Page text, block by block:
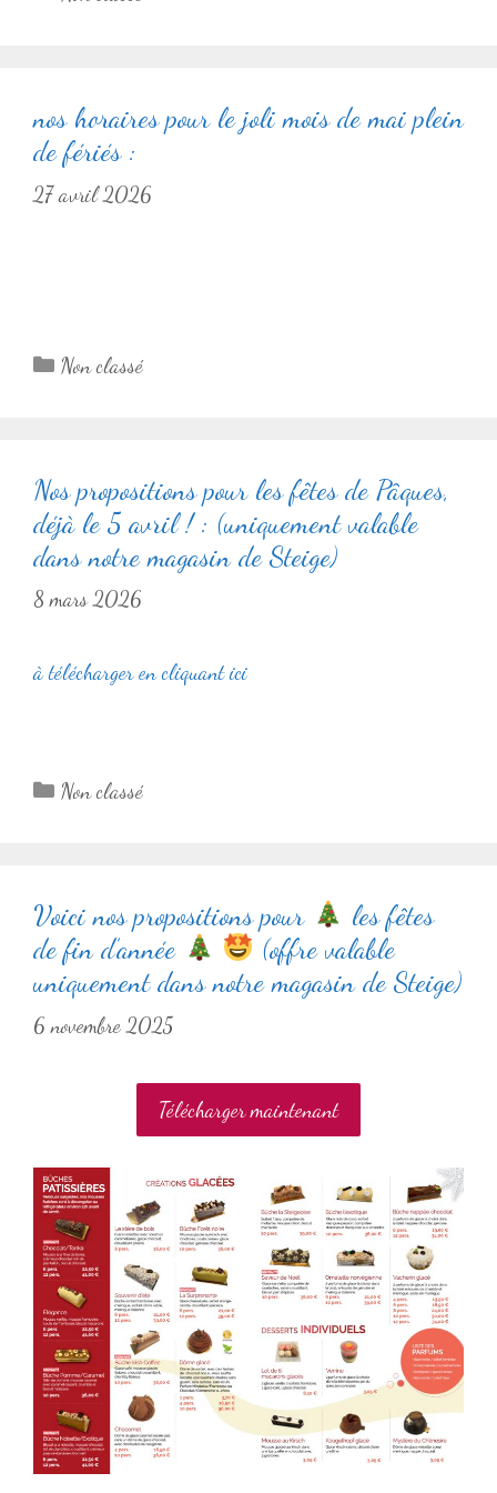
nos horaires pour le joli mois de mai plein
de fériés :
27 avril 2026
Catégories
Non classé
Nos propositions pour les fêtes de Pâques,
déjà le 5 avril ! : (uniquement valable
dans notre magasin de Steige)
8 mars 2026
à télécharger en cliquant ici
Catégories
Non classé
Voici nos propositions pour
les fêtes
de fin d’année
(offre valable
uniquement dans notre magasin de Steige)
6 novembre 2025
Télécharger maintenant